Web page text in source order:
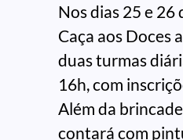
Nos dias 25 e 26
Caça aos Doces
duas turmas
16h, com
Além da
contará com